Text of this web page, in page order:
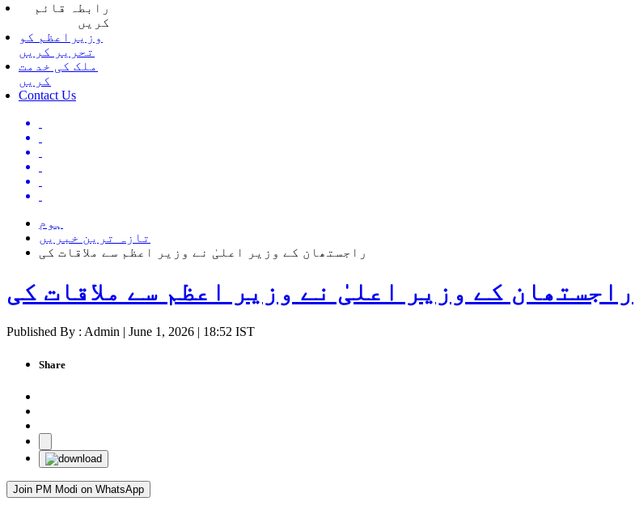
رابطہ قائم
کریں
وزیراعظم کو
تحریر کریں
ملک کی خدمت
کریں
Contact Us
ہوم
تازہ ترین خبریں
راجستھان کے وزیر اعلیٰ نے وزیر اعظم سے ملاقات کی
راجستھان کے وزیر اعلیٰ نے وزیر اعظم سے ملاقات کی
Published By : Admin | June 1, 2026 | 18:52 IST
Share
Join PM Modi on WhatsApp